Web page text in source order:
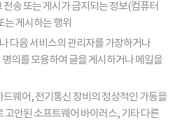
전송 또는 게시가 금지되는 정보(컴퓨터
는 게시하는 행위
다음 서비스의 관리자를 가장하거나
의를 모용하여 글을 게시하거나 메일을
웨어, 전기통신 장비의 정상적인 가동을
고안된 소프트웨어 바이러스, 기타 다른